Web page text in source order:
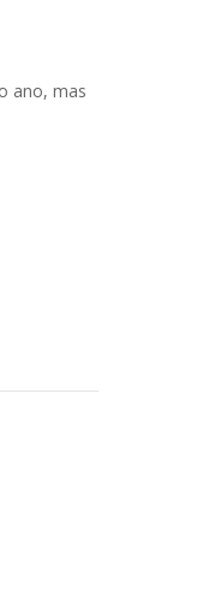
ano, mas